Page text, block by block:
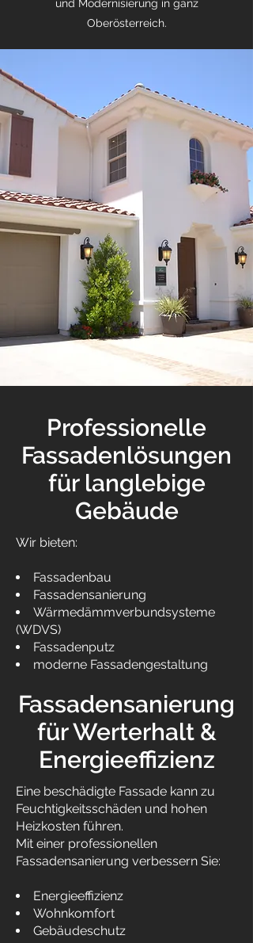
und Modernisierung in ganz
Oberösterreich.
Professionelle
Fassadenlösungen
für langlebige
Gebäude
Wir bieten:
Fassadenbau
Fassadensanierung
Wärmedämmverbundsysteme
(WDVS)
Fassadenputz
moderne Fassadengestaltung
Fassadensanierung
für Werterhalt &
Energieeffizienz
Eine beschädigte Fassade kann zu
Feuchtigkeitsschäden und hohen
Heizkosten führen.
Mit einer professionellen
Fassadensanierung verbessern Sie:
Energieeffizienz
Wohnkomfort
Gebäudeschutz